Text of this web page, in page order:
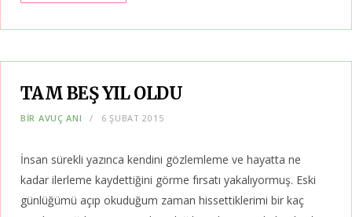
TAM BEŞ YIL OLDU
BIR AVUÇ ANI 6 ŞUBAT 2015
İnsan sürekli yazınca kendini gözlemleme ve hayatta ne
kadar ilerleme kaydettiğini görme fırsatı yakalıyormuş. Eski
günlüğümü açıp okuduğum zaman hissettiklerimi bir kaç